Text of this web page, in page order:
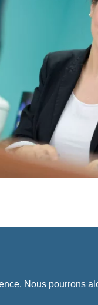
Nous pourrons